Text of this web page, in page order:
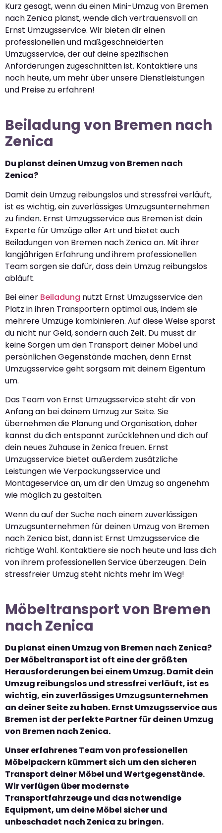
Kurz gesagt, wenn du einen Mini-Umzug von Bremen
nach Zenica planst, wende dich vertrauensvoll an
Ernst Umzugsservice. Wir bieten dir einen
professionellen und maßgeschneiderten
Umzugsservice, der auf deine spezifischen
Anforderungen zugeschnitten ist. Kontaktiere uns
noch heute, um mehr über unsere Dienstleistungen
und Preise zu erfahren!
Beiladung von Bremen nach
Zenica
Du planst deinen Umzug von Bremen nach
Zenica?
Damit dein Umzug reibungslos und stressfrei verläuft,
ist es wichtig, ein zuverlässiges Umzugsunternehmen
zu finden. Ernst Umzugsservice aus Bremen ist dein
Experte für Umzüge aller Art und bietet auch
Beiladungen von Bremen nach Zenica an. Mit ihrer
langjährigen Erfahrung und ihrem professionellen
Team sorgen sie dafür, dass dein Umzug reibungslos
abläuft.
Bei einer Beiladung nutzt Ernst Umzugsservice den
Platz in ihren Transportern optimal aus, indem sie
mehrere Umzüge kombinieren. Auf diese Weise sparst
du nicht nur Geld, sondern auch Zeit. Du musst dir
keine Sorgen um den Transport deiner Möbel und
persönlichen Gegenstände machen, denn Ernst
Umzugsservice geht sorgsam mit deinem Eigentum
um.
Das Team von Ernst Umzugsservice steht dir von
Anfang an bei deinem Umzug zur Seite. Sie
übernehmen die Planung und Organisation, daher
kannst du dich entspannt zurücklehnen und dich auf
dein neues Zuhause in Zenica freuen. Ernst
Umzugsservice bietet außerdem zusätzliche
Leistungen wie Verpackungsservice und
Montageservice an, um dir den Umzug so angenehm
wie möglich zu gestalten.
Wenn du auf der Suche nach einem zuverlässigen
Umzugsunternehmen für deinen Umzug von Bremen
nach Zenica bist, dann ist Ernst Umzugsservice die
richtige Wahl. Kontaktiere sie noch heute und lass dich
von ihrem professionellen Service überzeugen. Dein
stressfreier Umzug steht nichts mehr im Weg!
Möbeltransport von Bremen
nach Zenica
Du planst einen Umzug von Bremen nach Zenica?
Der Möbeltransport ist oft eine der größten
Herausforderungen bei einem Umzug. Damit dein
Umzug reibungslos und stressfrei verläuft, ist es
wichtig, ein zuverlässiges Umzugsunternehmen
an deiner Seite zu haben. Ernst Umzugsservice aus
Bremen ist der perfekte Partner für deinen Umzug
von Bremen nach Zenica.
Unser erfahrenes Team von professionellen
Möbelpackern kümmert sich um den sicheren
Transport deiner Möbel und Wertgegenstände.
Wir verfügen über modernste
Transportfahrzeuge und das notwendige
Equipment, um deine Möbel sicher und
unbeschadet nach Zenica zu bringen.